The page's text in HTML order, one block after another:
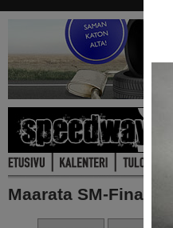
Maarata SM-Finaali